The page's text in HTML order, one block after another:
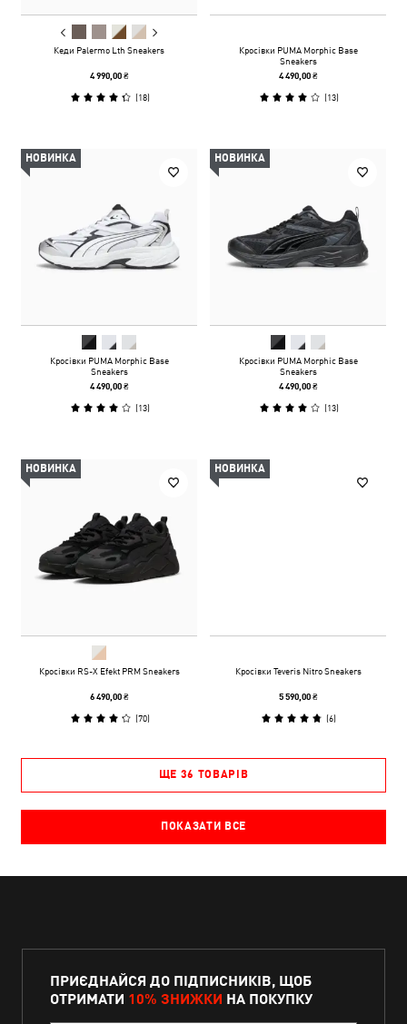
Кеди Palermo Lth Sneakers
4 990,00 ₴
(18)
Кросівки PUMA Morphic Base
Sneakers
4 490,00 ₴
(13)
НОВИНКА
Кросівки PUMA Morphic Base
Sneakers
4 490,00 ₴
(13)
НОВИНКА
Кросівки PUMA Morphic Base
Sneakers
4 490,00 ₴
(13)
НОВИНКА
Кросівки RS-X Efekt PRM Sneakers
6 490,00 ₴
(70)
НОВИНКА
Кросівки Teveris Nitro Sneakers
5 590,00 ₴
(6)
ЩЕ 36 ТОВАРІВ
ПОКАЗАТИ ВСЕ
ПРИЄДНАЙСЯ ДО ПІДПИСНИКІВ, ЩОБ
ОТРИМАТИ 10% ЗНИЖКИ НА ПОКУПКУ